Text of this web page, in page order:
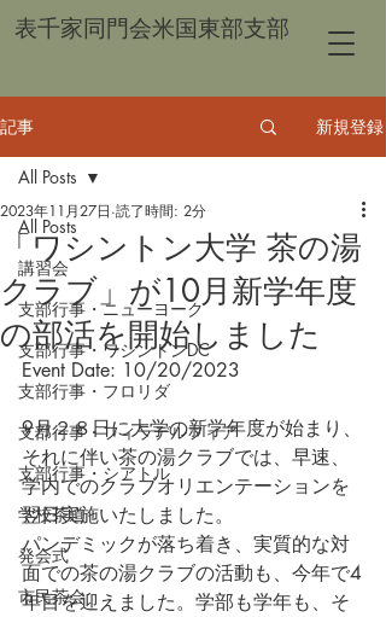
表千家同門会米国東部支部
記事 新規登録
All Posts
講習会
支部行事・ニューヨーク
支部行事・ワシントンDC
支部行事・フロリダ
支部行事・フィラデルフィア
支部行事・シアトル
学校茶道
発会式
市民茶会
All Posts
「ワシントン大学 茶の湯
クラブ」が10月新学年度
の部活を開始しました
2023年11月27日 読了時間: 2分
Event Date: 10/20/2023
9月２８日に大学の新学年度が始まり、
それに伴い茶の湯クラブでは、早速、
学内でのクラブオリエンテーションを
翌日実施いたしました。
パンデミックが落ち着き、実質的な対
面での茶の湯クラブの活動も、今年で4
年目を迎えました。学部も学年も、そ